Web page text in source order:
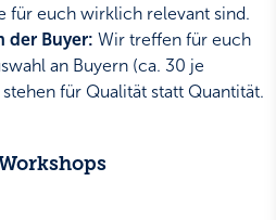
für euch wirklich relevant sind.
der Buyer: Wir treffen für euch
an Buyern (ca. 30 je
für Qualität statt Quantität.